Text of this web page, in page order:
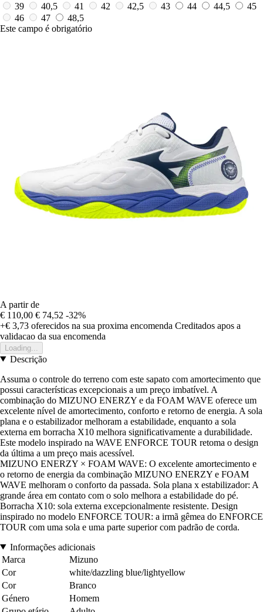
39
40,5 41 42 42,5 43 44 44,5
45
46
47
48,5
Este campo é obrigatório
A partir de
€ 110,00 € 74,52 -32%
+€ 3,73 oferecidos na sua proxima encomenda Creditados apos a
validacao da sua encomenda
Loading...
Descrição
Assuma o controle do terreno com este sapato com amortecimento que
possui características excepcionais a um preço imbatível. A
combinação do MIZUNO ENERZY e da FOAM WAVE oferece um
excelente nível de amortecimento, conforto e retorno de energia. A sola
plana e o estabilizador melhoram a estabilidade, enquanto a sola
externa em borracha X10 melhora significativamente a durabilidade.
Este modelo inspirado na WAVE ENFORCE TOUR retoma o design
da última a um preço mais acessível.
MIZUNO ENERZY × FOAM WAVE: O excelente amortecimento e
o retorno de energia da combinação MIZUNO ENERZY e FOAM
WAVE melhoram o conforto da passada. Sola plana x estabilizador: A
grande área em contato com o solo melhora a estabilidade do pé.
Borracha X10: sola externa excepcionalmente resistente. Design
inspirado no modelo ENFORCE TOUR: a irmã gêmea do ENFORCE
TOUR com uma sola e uma parte superior com padrão de corda.
Informações adicionais
Marca
Mizuno
Cor
white/dazzling blue/lightyellow
Cor
Branco
Género
Homem